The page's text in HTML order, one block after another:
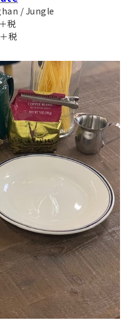
/ Jungle
税
税